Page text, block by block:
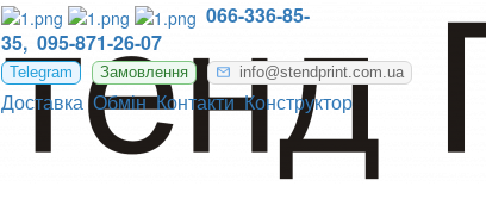
066-336-85-
35, 095-871-26-07
Telegram Замовлення info@stendprint.com.ua
Доставка Обмін Контакти Конструктор